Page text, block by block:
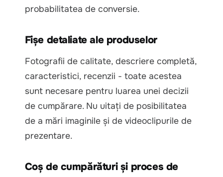
probabilitatea de conversie.
Fișe detaliate ale produselor
Fotografii de calitate, descriere completă,
caracteristici, recenzii - toate acestea
sunt necesare pentru luarea unei decizii
de cumpărare. Nu uitați de posibilitatea
de a mări imaginile și de videoclipurile de
prezentare.
Coș de cumpărături și proces de